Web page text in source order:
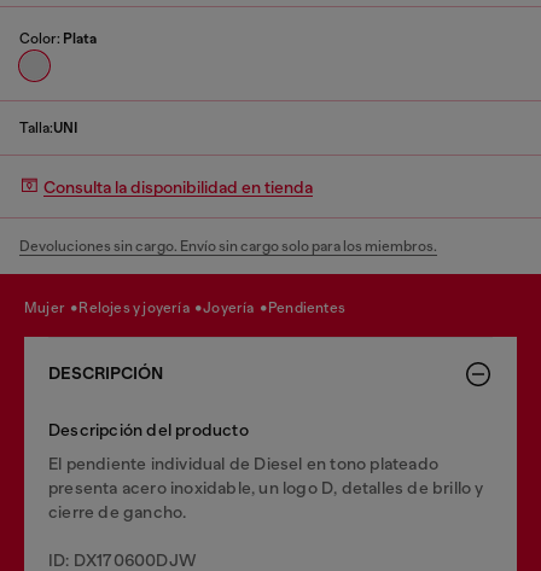
Color: Plata
Talla:UNI
Consulta la disponibilidad en tienda
Devoluciones sin cargo. Envío sin cargo solo para los miembros.
mujer relojes y joyería joyería pendientes
DESCRIPCIÓN
Descripción del producto
El pendiente individual de Diesel en tono plateado
presenta acero inoxidable, un logo D, detalles de brillo y
cierre de gancho.
ID: DX170600DJW